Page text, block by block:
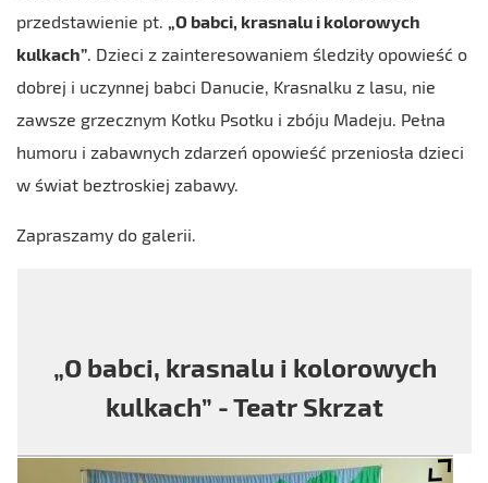
przedstawienie pt. „O babci, krasnalu i kolorowych
kulkach”. Dzieci z zainteresowaniem śledziły opowieść o
dobrej i uczynnej babci Danucie, Krasnalku z lasu, nie
zawsze grzecznym Kotku Psotku i zbóju Madeju. Pełna
humoru i zabawnych zdarzeń opowieść przeniosła dzieci
w świat beztroskiej zabawy.
Zapraszamy do galerii.
„O babci, krasnalu i kolorowych
kulkach” - Teatr Skrzat